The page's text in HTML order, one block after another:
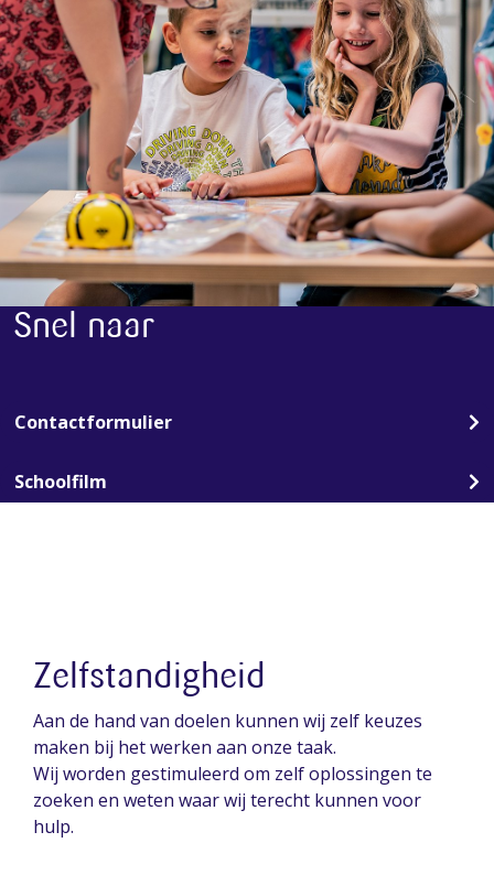
Snel naar
Contactformulier
Schoolfilm
Zelfstandigheid
Aan de hand van doelen kunnen wij zelf keuzes
maken bij het werken aan onze taak.
Wij worden gestimuleerd om zelf oplossingen te
zoeken en weten waar wij terecht kunnen voor
hulp.